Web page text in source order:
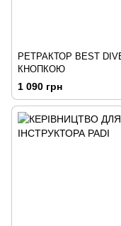
РЕТРАКТОР BEST
КНОПКОЮ
1 090 грн